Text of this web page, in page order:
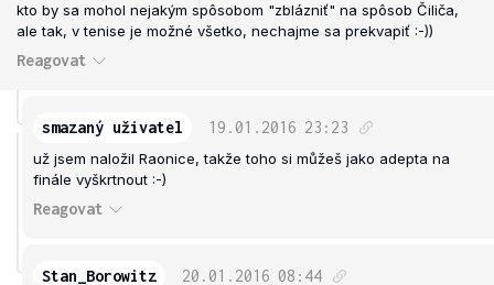
kto by sa mohol nejakým spôsobom "zblázniť" na spôsob Čiliča,
ale tak, v tenise je možné všetko, nechajme sa prekvapiť :-))
Reagovat
smazaný uživatel 19.01.2016 23:23
už jsem naložil Raonice, takže toho si můžeš jako adepta na
finále vyškrtnout :-)
Reagovat
Stan_Borowitz 20.01.2016 08:44